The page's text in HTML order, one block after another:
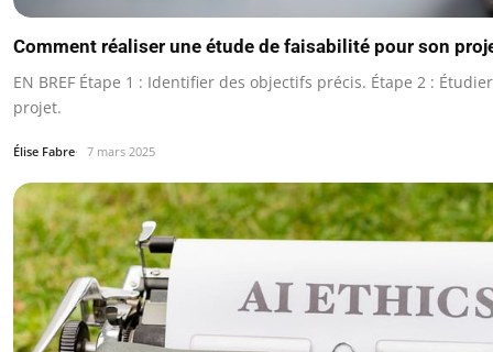
Comment réaliser une étude de faisabilité pour son
EN BREF Étape 1 : Identifier des objectifs précis. Étape 2 :
projet.
Élise Fabre 7 mars 2025